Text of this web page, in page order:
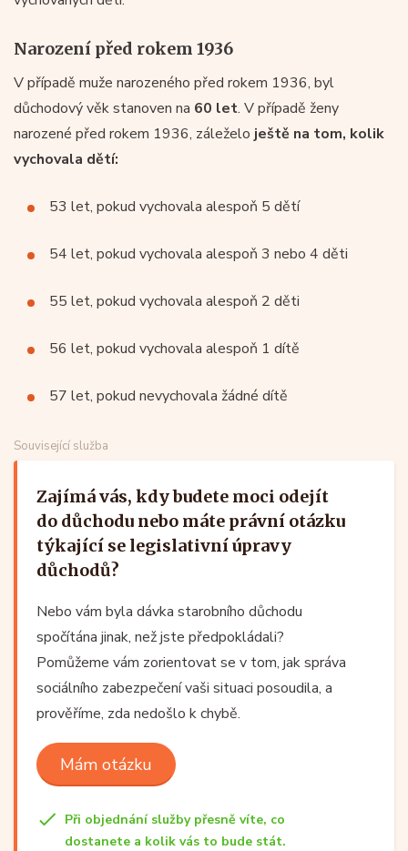
Narození před rokem 1936
V případě muže narozeného před rokem 1936, byl
důchodový věk stanoven na 60 let. V případě ženy
narozené před rokem 1936, záleželo ještě na tom, kolik
vychovala dětí:
53 let, pokud vychovala alespoň 5 dětí
54 let, pokud vychovala alespoň 3 nebo 4 děti
55 let, pokud vychovala alespoň 2 děti
56 let, pokud vychovala alespoň 1 dítě
57 let, pokud nevychovala žádné dítě
Související služba
Zajímá vás, kdy budete moci odejít
do důchodu nebo máte právní otázku
týkající se legislativní úpravy
důchodů?
Nebo vám byla dávka starobního důchodu
spočítána jinak, než jste předpokládali?
Pomůžeme vám zorientovat se v tom, jak správa
sociálního zabezpečení vaši situaci posoudila, a
prověříme, zda nedošlo k chybě.
Mám otázku
Při objednání služby přesně víte, co
dostanete a kolik vás to bude stát.